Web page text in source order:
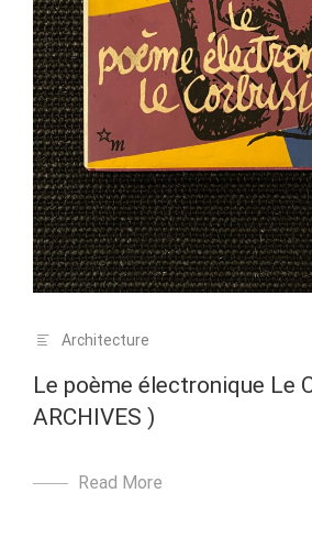
Architecture
Le poème électronique Le
ARCHIVES )
Read More